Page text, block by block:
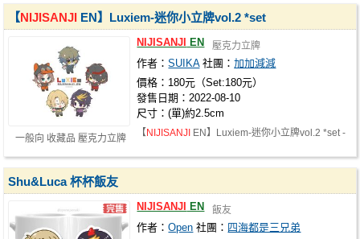
一般向 收藏品 壓克力立牌
【NIJISANJI EN】Luxiem-迷你小立牌vol.2 *set
NIJISANJI EN 壓克力立牌
作者：SUIKA 社團：加加減減
價格：180元（Set:180元）
發售日期：2022-08-10
尺寸：(單)約2.5cm
【 NIJISANJI EN】Luxiem-迷你小立牌vol.2 *set -
Shu&Luca 杯杯飯友
NIJISANJI EN 飯友
作者：Open 社團： 四海都是三兄弟